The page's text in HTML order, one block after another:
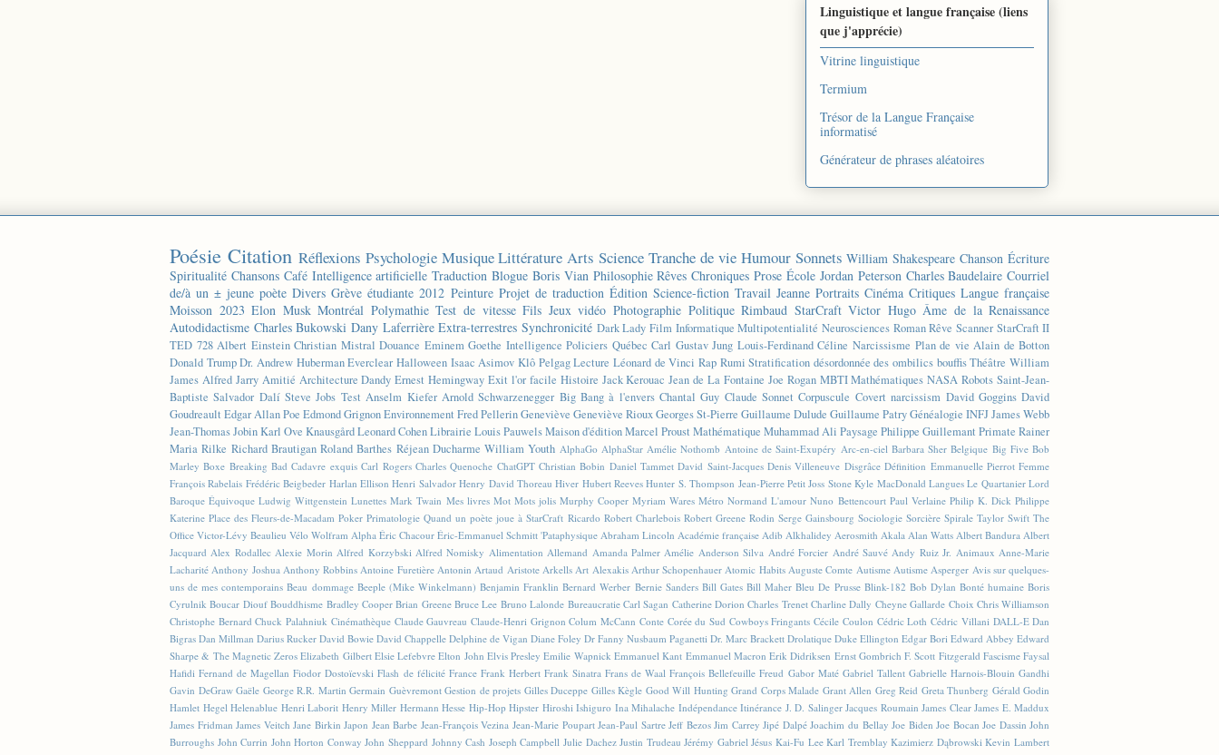
Linguistique et langue française (liens
que j'apprécie)
Vitrine linguistique
Termium
Trésor de la Langue Française
informatisé
Générateur de phrases aléatoires
Poésie Citation Réflexions Psychologie Musique Littérature Arts Science Tranche de vie Humour Sonnets William Shakespeare Chanson Écriture
Spiritualité Chansons Café Intelligence artificielle Traduction Blogue Boris Vian Philosophie Rêves Chroniques Prose École Jordan Peterson Charles Baudelaire Courriel
de/à un ± jeune poète Divers Grève étudiante 2012 Peinture Projet de traduction Édition Science-fiction Travail Jeanne Portraits Cinéma Critiques Langue française
Moisson 2023 Elon Musk Montréal Polymathie Test de vitesse Fils Jeux vidéo Photographie Politique Rimbaud StarCraft Victor Hugo Âme de la Renaissance
Autodidactisme Charles Bukowski Dany Laferrière Extra-terrestres Synchronicité Dark Lady Film Informatique Multipotentialité Neurosciences Roman Rêve Scanner StarCraft II
TED 728 Albert Einstein Christian Mistral Douance Eminem Goethe Intelligence Policiers Québec Carl Gustav Jung Louis-Ferdinand Céline Narcissisme Plan de vie Alain de Botton
Donald Trump Dr. Andrew Huberman Everclear Halloween Isaac Asimov Klô Pelgag Lecture Léonard de Vinci Rap Rumi Stratification désordonnée des ombilics bouffis Théâtre William
James Alfred Jarry Amitié Architecture Dandy Ernest Hemingway Exit l'or facile Histoire Jack Kerouac Jean de La Fontaine Joe Rogan MBTI Mathématiques NASA Robots Saint-Jean-
Baptiste Salvador Dalí Steve Jobs Test Anselm Kiefer Arnold Schwarzenegger Big Bang à l'envers Chantal Guy Claude Sonnet Corpuscule Covert narcissism David Goggins David
Goudreault Edgar Allan Poe Edmond GrignonEnvironnement Fred PellerinGeneviève Geneviève RiouxGeorges St-Pierre Guillaume Dulude Guillaume PatryGénéalogie INFJJames Webb
Jean-Thomas JobinKarl Ove KnausgårdLeonard CohenLibrairie Louis PauwelsMaison d'éditionMarcel Proust Mathématique Muhammad Ali Paysage Philippe Guillemant Primate Rainer
Maria Rilke Richard Brautigan Roland Barthes Réjean Ducharme William Youth AlphaGo AlphaStar Amélie Nothomb Antoine de Saint-Exupéry Arc-en-ciel Barbara Sher Belgique Big Five Bob
Marley Boxe Breaking Bad Cadavre exquis Carl Rogers Charles Quenoche ChatGPT Christian Bobin Daniel Tammet David Saint-Jacques Denis Villeneuve Disgrâce Définition Emmanuelle Pierrot Femme
François Rabelais Frédéric Beigbeder Harlan Ellison Henri Salvador Henry David Thoreau Hiver Hubert Reeves Hunter S. Thompson Jean-Pierre Petit Joss Stone Kyle MacDonald Langues Le Quartanier Lord
Baroque Équivoque Ludwig Wittgenstein Lunettes Mark Twain Mes livres Mot Mots jolis Murphy Cooper Myriam Wares Métro Normand L'amour Nuno Bettencourt Paul Verlaine Philip K. Dick Philippe
Katerine Place des Fleurs-de-Macadam Poker Primatologie Quand un poète joue à StarCraft Ricardo Robert Charlebois Robert Greene Rodin Serge Gainsbourg Sociologie Sorcière Spirale Taylor Swift The
Office Victor-Lévy Beaulieu Vélo Wolfram Alpha Éric Chacour Éric-Emmanuel Schmitt 'Pataphysique Abraham Lincoln Académie française Adib Alkhalidey Aerosmith Akala Alan Watts Albert Bandura Albert
Jacquard Alex Rodallec Alexie Morin Alfred Korzybski Alfred Nomisky Alimentation Allemand Amanda Palmer Amélie Anderson Silva André Forcier André Sauvé Andy Ruiz Jr. Animaux Anne-Marie
Lacharité Anthony Joshua Anthony Robbins Antoine Furetière Antonin Artaud Aristote Arkells Art Alexakis Arthur Schopenhauer Atomic Habits Auguste Comte Autisme Autisme Asperger Avis sur quelques-
uns de mes contemporains Beau dommage Beeple (Mike Winkelmann) Benjamin Franklin Bernard Werber Bernie Sanders Bill Gates Bill Maher Bleu De Prusse Blink-182 Bob Dylan Bonté humaine Boris
Cyrulnik Boucar Diouf Bouddhisme Bradley Cooper Brian Greene Bruce Lee Bruno Lalonde Bureaucratie Carl Sagan Catherine Dorion Charles Trenet Charline Dally Cheyne Gallarde Choix Chris Williamson
Christophe Bernard Chuck Palahniuk Cinémathèque Claude Gauvreau Claude-Henri Grignon Colum McCann Conte Corée du Sud Cowboys Fringants Cécile Coulon Cédric Loth Cédric Villani DALL-E Dan
Bigras Dan Millman Darius Rucker David Bowie David Chappelle Delphine de Vigan Diane Foley Dr Fanny Nusbaum Paganetti Dr. Marc Brackett Drolatique Duke Ellington Edgar Bori Edward Abbey Edward
Sharpe & The Magnetic Zeros Elizabeth Gilbert Elsie Lefebvre Elton John Elvis Presley Emilie Wapnick Emmanuel Kant Emmanuel Macron Erik Didriksen Ernst Gombrich F. Scott Fitzgerald Fascisme Faysal
Hafidi Fernand de Magellan Fiodor Dostoïevski Flash de félicité France Frank Herbert Frank Sinatra Frans de Waal François Bellefeuille Freud Gabor Maté Gabriel Tallent Gabrielle Harnois-Blouin Gandhi
Gavin DeGraw Gaële George R.R. Martin Germain Guèvremont Gestion de projets Gilles Duceppe Gilles Kègle Good Will Hunting Grand Corps Malade Grant Allen Greg Reid Greta Thunberg Gérald Godin
Hamlet Hegel Helenablue Henri Laborit Henry Miller Hermann Hesse Hip-Hop Hipster Hiroshi Ishiguro Ina Mihalache Indépendance Itinérance J. D. Salinger Jacques Roumain James Clear James E. Maddux
James Fridman James Veitch Jane Birkin Japon Jean Barbe Jean-François Vezina Jean-Marie Poupart Jean-Paul Sartre Jeff Bezos Jim Carrey Jipé Dalpé Joachim du Bellay Joe Biden Joe Bocan Joe Dassin John
Burroughs John Currin John Horton Conway John Sheppard Johnny Cash Joseph Campbell Julie Dachez Justin Trudeau Jérémy Gabriel Jésus Kai-Fu Lee Karl Tremblay Kazimierz Dąbrowski Kevin Lambert